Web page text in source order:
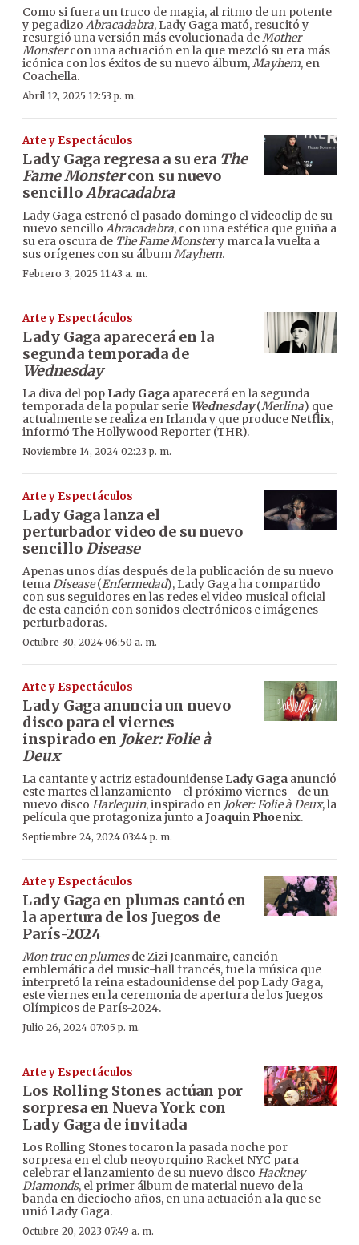
Como si fuera un truco de magia, al ritmo de un potente
y pegadizo Abracadabra, Lady Gaga mató, resucitó y
resurgió una versión más evolucionada deMother
Monstercon una actuación en la que mezcló su era más
icónica con los éxitos de su nuevo álbum,Mayhem, en
Coachella.
Abril 12, 2025 12:53 p. m.
Arte y Espectáculos
Lady Gaga regresa a su era The
Fame Monstercon su nuevo
sencilloAbracadabra
Lady Gaga estrenó el pasado domingo el videoclip de su
nuevo sencillo Abracadabra, con una estética que guiña a
su era oscura de The Fame Monstery marca la vuelta a
sus orígenes con su álbumMayhem.
Febrero 3, 2025 11:43 a. m.
Arte y Espectáculos
Lady Gaga aparecerá en la
segunda temporada de
Wednesday
La diva del pop Lady Gaga aparecerá en la segunda
temporada de la popular serie Wednesday(Merlina) que
actualmente se realiza en Irlanda y que produceNetflix,
informó The Hollywood Reporter (THR).
Noviembre 14, 2024 02:23 p. m.
Arte y Espectáculos
Lady Gaga lanza el
perturbador video de su nuevo
sencilloDisease
Apenas unos días después de la publicación de su nuevo
temaDisease(Enfermedad), Lady Gaga ha compartido
con sus seguidores en las redes el video musical oficial
de esta canción con sonidos electrónicos e imágenes
perturbadoras.
Octubre 30, 2024 06:50 a. m.
Arte y Espectáculos
Lady Gaga anuncia un nuevo
disco para el viernes
inspirado en Joker: Folie à
Deux
La cantante y actriz estadounidense Lady Gaga anunció
este martes el lanzamiento –el próximo viernes– de un
nuevo disco Harlequin, inspirado en Joker: Folie à Deux, la
película que protagoniza junto aJoaquin Phoenix.
Septiembre 24, 2024 03:44 p. m.
Arte y Espectáculos
Lady Gaga en plumas cantó en
la apertura de los Juegos de
París-2024
Mon truc en plumesde Zizi Jeanmaire, canción
emblemática del music-hall francés, fue la música que
interpretó la reina estadounidense del pop Lady Gaga,
este viernes en la ceremonia de apertura de los Juegos
Olímpicos de París-2024.
Julio 26, 2024 07:05 p. m.
Arte y Espectáculos
Los Rolling Stones actúan por
sorpresa en Nueva York con
Lady Gaga de invitada
Los Rolling Stones tocaron la pasada noche por
sorpresa en el club neoyorquino Racket NYC para
celebrar el lanzamiento de su nuevo disco Hackney
Diamonds, el primer álbum de material nuevo de la
banda en dieciocho años, en una actuación a la que se
unió Lady Gaga.
Octubre 20, 2023 07:49 a. m.